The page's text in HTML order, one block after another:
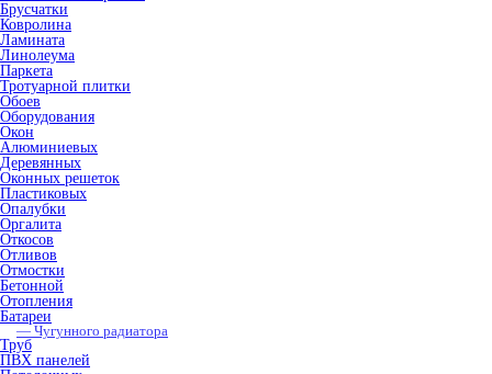
Брусчатки
Ковролина
Ламината
Линолеума
Паркета
Тротуарной плитки
Обоев
Оборудования
Окон
Алюминиевых
Деревянных
Оконных решеток
Пластиковых
Опалубки
Оргалита
Откосов
Отливов
Отмостки
Бетонной
Отопления
Батареи
— Чугунного радиатора
Труб
ПВХ панелей